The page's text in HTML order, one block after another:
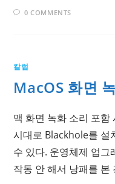
0 COMMENTS
칼럼
MacOS 화면
맥 화면 녹화 소리 포
시대로 Blackhole를 설
수 있다. 운영체제 업
작동 안 해서 낭패를 본